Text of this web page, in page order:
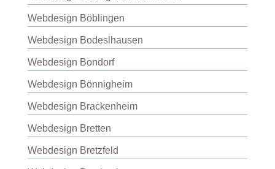
Webdesign Böblingen
Webdesign Bodeslhausen
Webdesign Bondorf
Webdesign Bönnigheim
Webdesign Brackenheim
Webdesign Bretten
Webdesign Bretzfeld